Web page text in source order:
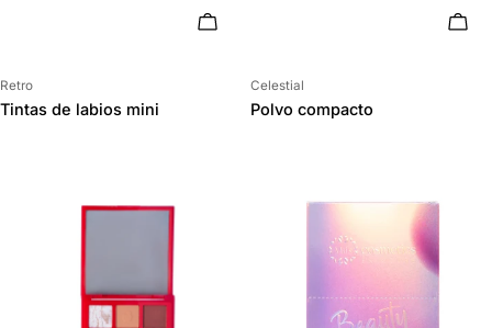
AÑADIR AL CARRITO
Proveedor:
Retro
Tintas de labios mini
Proveedor:
Celestial
Polvo compacto